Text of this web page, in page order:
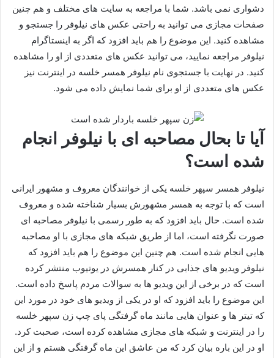
دشواری نمی باشد. شما با مراجعه به سایت های مختلف و هم چنین
صفحات مجازی می‌ توانید به راحتی عکس های نیلوفر را جستجو و
مشاهده کنید. این موضوع را هم باید افزود که اگر به اینستاگرام
نیلوفر مراجعه نمایید، می‌ توانید عکس‌ های متعددی از او را مشاهده
کنید. در نهایت با جستجوی نام نیلوفر همسر خلسه در اینترنت نیز
عکس‌ های متعددی از او برای شما نمایش داده می شود.
آیا تا بحال مصاحبه ای با نیلوفر انجام
شده است؟
نیلوفر همسر سپهر خلسه یکی از خوانندگان معروف و مشهور ایرانی
است که با توجه به همسر مشهورش بسیار شناخته شده و معروف
شده است. حال باید افزود که به طور رسمی با نیلوفر مصاحبه ای
صورت نگرفته است، اما از طریق شبکه‌ های مجازی با او مصاحبه
هایی انجام شده است. هم چنین این موضوع را هم باید افزود که
نیلوفر ویدیو های جذابی در کنار همسرش در یوتیوب منتشر کرده
است که در برخی از این ویدیو ها به سوالات مردم پاسخ داده است.
این موضوع را باید افزود که او در یکی از ویدیو های خود در مورد این
که تیتر ها و عنوان هایی مانند ماه گرفتگی پای چپ زن سپهر خلسه
را در اینترنت و شبکه های مجازی مشاهده کرده است، صحبت کرد.
او در این باره بیان کرد که من عاشق این ماه گرفتگی هستم و از این